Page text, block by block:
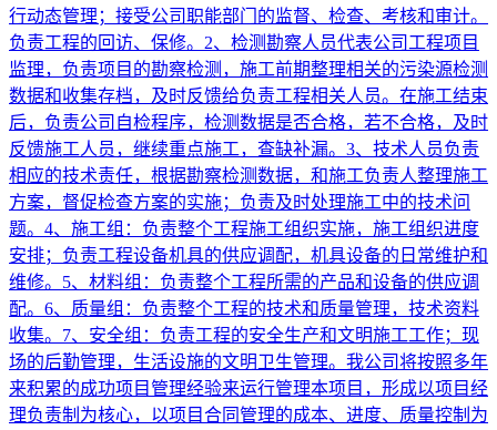
行动态管理；接受公司职能部门的监督、检查、考核和审计。
负责工程的回访、保修。2、检测勘察人员代表公司工程项目
监理，负责项目的勘察检测，施工前期整理相关的污染源检测
数据和收集存档，及时反馈给负责工程相关人员。在施工结束
后，负责公司自检程序，检测数据是否合格，若不合格，及时
反馈施工人员，继续重点施工，查缺补漏。3、技术人员负责
相应的技术责任，根据勘察检测数据，和施工负责人整理施工
方案，督促检查方案的实施；负责及时处理施工中的技术问
题。4、施工组：负责整个工程施工组织实施，施工组织进度
安排；负责工程设备机具的供应调配，机具设备的日常维护和
维修。5、材料组：负责整个工程所需的产品和设备的供应调
配。6、质量组：负责整个工程的技术和质量管理，技术资料
收集。7、安全组：负责工程的安全生产和文明施工工作；现
场的后勤管理，生活设施的文明卫生管理。我公司将按照多年
来积累的成功项目管理经验来运行管理本项目，形成以项目经
理负责制为核心，以项目合同管理的成本、进度、质量控制为